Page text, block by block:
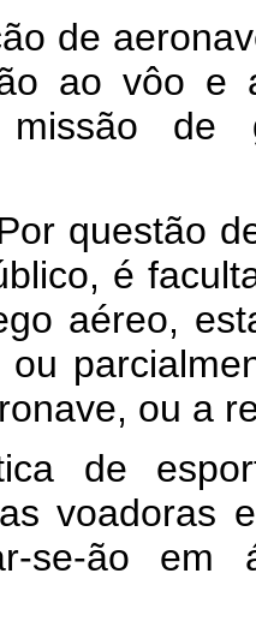
de
ao vôo e
missão de
questão
é
aéreo,
ou
ou a
de
voadoras
se-ão em